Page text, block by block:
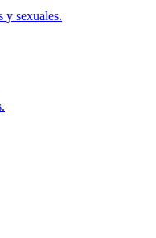
y sexuales.